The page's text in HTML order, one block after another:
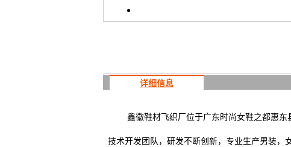
详细信息
鑫徽鞋材飞织厂位于广东时尚女鞋之都惠
技术开发团队，研发不断创新，专业生产男装，